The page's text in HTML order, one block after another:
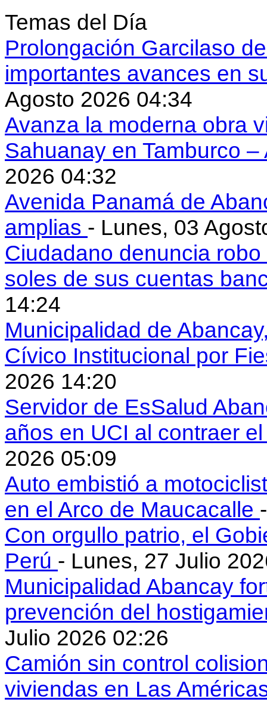
Temas del Día
Prolongación Garcilaso
importantes avances en
Agosto 2026 04:34
Avanza la moderna obra
Sahuanay en Tamburco
2026 04:32
Avenida Panamá de
amplias - Lunes, 03
Ciudadano denuncia
soles de sus cuentas
14:24
Municipalidad de
Cívico Institucional por
2026 14:20
Servidor de EsSalud
años en UCI al contraer
2026 05:09
Auto embistió a
en el Arco de Maucacalle
Con orgullo patrio, el
Perú - Lunes, 27 Julio
Municipalidad Abancay
prevención del
Julio 2026 02:26
Camión sin control
viviendas en Las